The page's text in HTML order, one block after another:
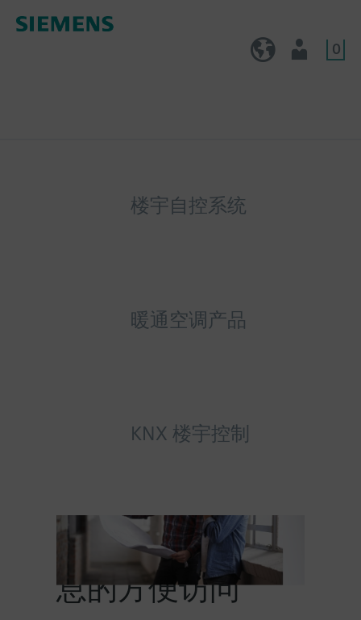
0
楼宇自控系统
暖通空调产品
KNX 楼宇控制
HIT提供对产品信
息的方便访问